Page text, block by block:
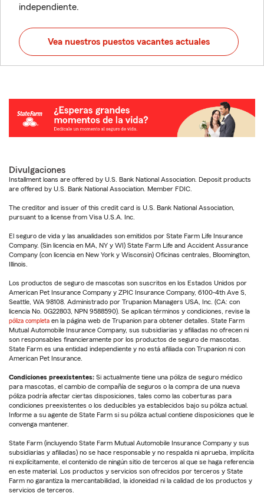
independiente.
Vea nuestros puestos vacantes actuales
Divulgaciones
Installment loans are offered by U.S. Bank National Association. Deposit products
are offered by U.S. Bank National Association. Member FDIC.
The creditor and issuer of this credit card is U.S. Bank National Association,
pursuant to a license from Visa U.S.A. Inc.
El seguro de vida y las anualidades son emitidos por State Farm Life Insurance
Company. (Sin licencia en MA, NY y WI) State Farm Life and Accident Assurance
Company (con licencia en New York y Wisconsin) Oficinas centrales, Bloomington,
Illinois.
Los productos de seguro de mascotas son suscritos en los Estados Unidos por
American Pet Insurance Company y ZPIC Insurance Company, 6100-4th Ave S,
Seattle, WA 98108. Administrado por Trupanion Managers USA, Inc. (CA: con
licencia No. 0G22803, NPN 9588590). Se aplican términos y condiciones, revise la
póliza completa en la página web de Trupanion para obtener detalles. State Farm
Mutual Automobile Insurance Company, sus subsidiarias y afiliadas no ofrecen ni
son responsables financieramente por los productos de seguro de mascotas.
State Farm es una entidad independiente y no está afiliada con Trupanion ni con
American Pet Insurance.
Condiciones preexistentes: Si actualmente tiene una póliza de seguro médico
para mascotas, el cambio de compañía de seguros o la compra de una nueva
póliza podría afectar ciertas disposiciones, tales como las coberturas para
condiciones preexistentes o los deducibles ya establecidos bajo su póliza actual.
Informe a su agente de State Farm si su póliza actual contiene disposiciones que le
convenga mantener.
State Farm (incluyendo State Farm Mutual Automobile Insurance Company y sus
subsidiarias y afiliadas) no se hace responsable y no respalda ni aprueba, implícita
ni explícitamente, el contenido de ningún sitio de terceros al que se haga referencia
en este material. Los productos y servicios son ofrecidos por terceros y State
Farm no garantiza la mercantabilidad, la idoneidad ni la calidad de los productos y
servicios de terceros.